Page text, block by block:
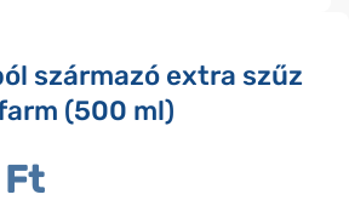
származó extra szűz
(500 ml)
Ft